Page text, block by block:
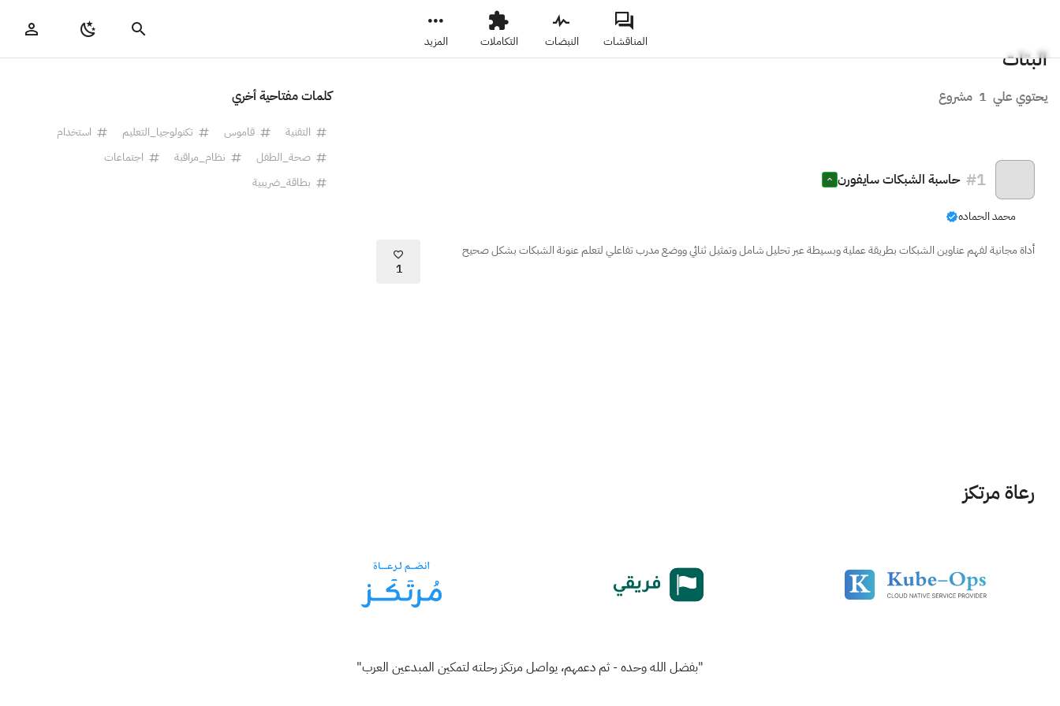
المناقشات النبضات التكاملات المزيد
البتات
يحتوي علي 1 مشروع
#1 حاسبة الشبكات سايفورن
محمد الحماده
أداة مجانية لفهم عناوين الشبكات بطريقة عملية وبسيطة عبر تحليل شامل وتمثيل ثنائي ووضع مدرب تفاعلي لتعلم عنونة الشبكات بشكل صحيح
1
كلمات مفتاحية أخري
التقنية قاموس تكنولوجيا_التعليم
استخدام
صحة_الطفل
نظام_مراقبة
اجتماعات
بطاقة_ضريبية
رعاة مرتكز
"بفضل الله وحده - ثم دعمهم، يواصل مرتكز رحلته لتمكين المبدعين العرب"